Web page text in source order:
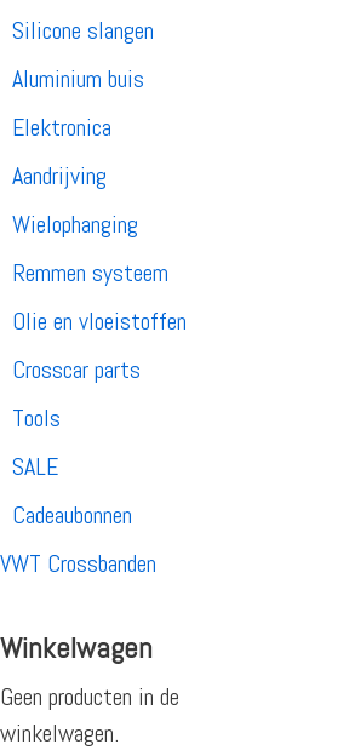
Silicone slangen
Aluminium buis
Elektronica
Aandrijving
Wielophanging
Remmen systeem
Olie en vloeistoffen
Crosscar parts
Tools
SALE
Cadeaubonnen
VWT Crossbanden
Winkelwagen
Geen producten in de
winkelwagen.